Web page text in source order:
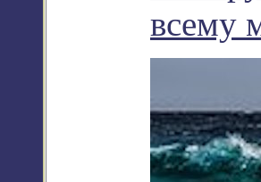
всему